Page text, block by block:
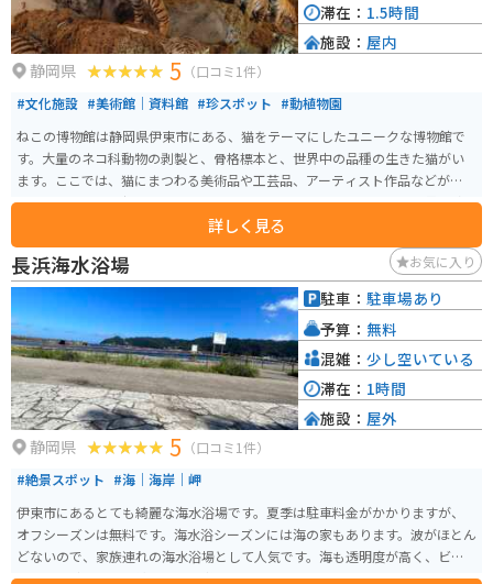
静岡県 5 （口コミ1件）
#文化施設 #美術館｜資料館 #珍スポット #動植物園
ねこの博物館は静岡県伊東市にある、猫をテーマにしたユニークな博物館で
す。大量のネコ科動物の剥製と、骨格標本と、世界中の品種の生きた猫がい
ます。ここでは、猫にまつわる美術品や工芸品、アーティスト作品などが展
示されており、猫好きにはたまらない空間となっています。また、世界の珍
しい猫やかわいい猫と触れ合うことができるふれあいコーナーもあり、約20
種類・40匹の猫と直接交流できます。2階には猫神社があり、猫おみくじを引
くことができます。 伊豆高原駅からアクセスしやすく、開館時間は9:00から1
7:00までとなっています。猫とのふれあいだけでなく、猫に関する貴重な展
示を通して、猫の文化や歴史を深く知ることができます。猫グッズのショップ
も館内にあります。
詳しく見る
滞在： 1.5時間
施設： 屋内
長浜海水浴場 お気に入り
静岡県 5 （口コミ1件）
#絶景スポット #海｜海岸｜岬
伊東市にあるとても綺麗な海水浴場です。夏季は駐車料金がかかりますが、
オフシーズンは無料です。海水浴シーズンには海の家もあります。波がほとん
どないので、家族連れの海水浴場として人気です。海も透明度が高く、ビー
チも白い砂でとても綺麗です。都心からのアクセスもしやすく、ゆっくりす
駐車： 駐車場あり
予算： 無料
混雑： 少し空いている
滞在： 1時間
施設： 屋外